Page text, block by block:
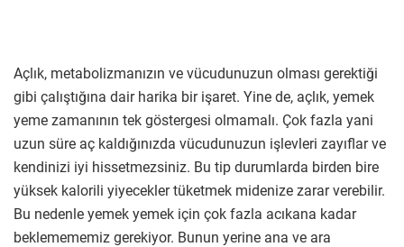
Açlık, metabolizmanızın ve vücudunuzun olması gerektiği
gibi çalıştığına dair harika bir işaret. Yine de, açlık, yemek
yeme zamanının tek göstergesi olmamalı. Çok fazla yani
uzun süre aç kaldığınızda vücudunuzun işlevleri zayıflar ve
kendinizi iyi hissetmezsiniz. Bu tip durumlarda birden bire
yüksek kalorili yiyecekler tüketmek midenize zarar verebilir.
Bu nedenle yemek yemek için çok fazla acıkana kadar
beklemememiz gerekiyor. Bunun yerine ana ve ara